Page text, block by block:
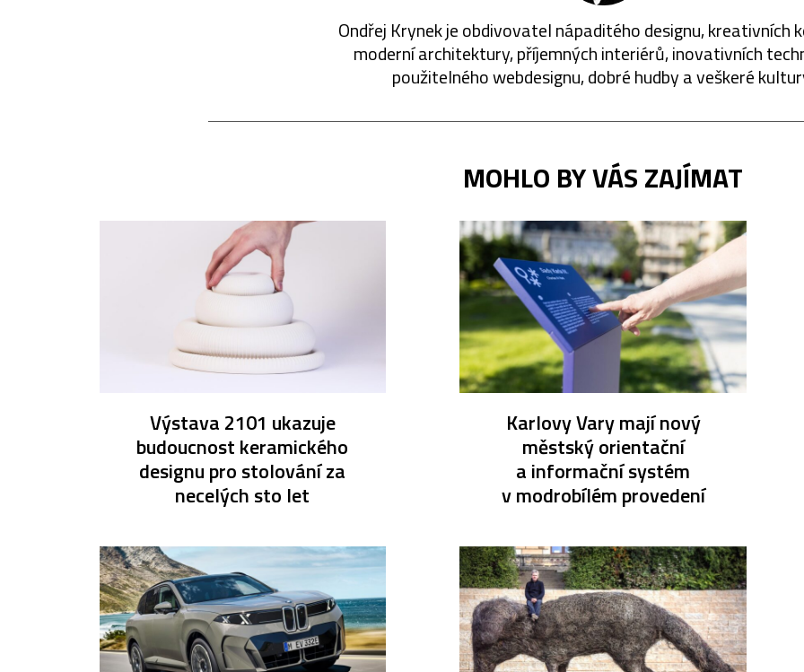
Ondřej Krynek je obdivovatel nápaditého designu, kreativních
moderní architektury, příjemných interiérů, inovativních
použitelného webdesignu, dobré hudby a veškeré
MOHLO BY VÁS ZAJÍMAT
Výstava 2101 ukazuje
budoucnost keramického
designu pro stolování za
necelých sto let
Karlovy Vary mají nový
městský orientační
a informační systém
v modrobílém provedení